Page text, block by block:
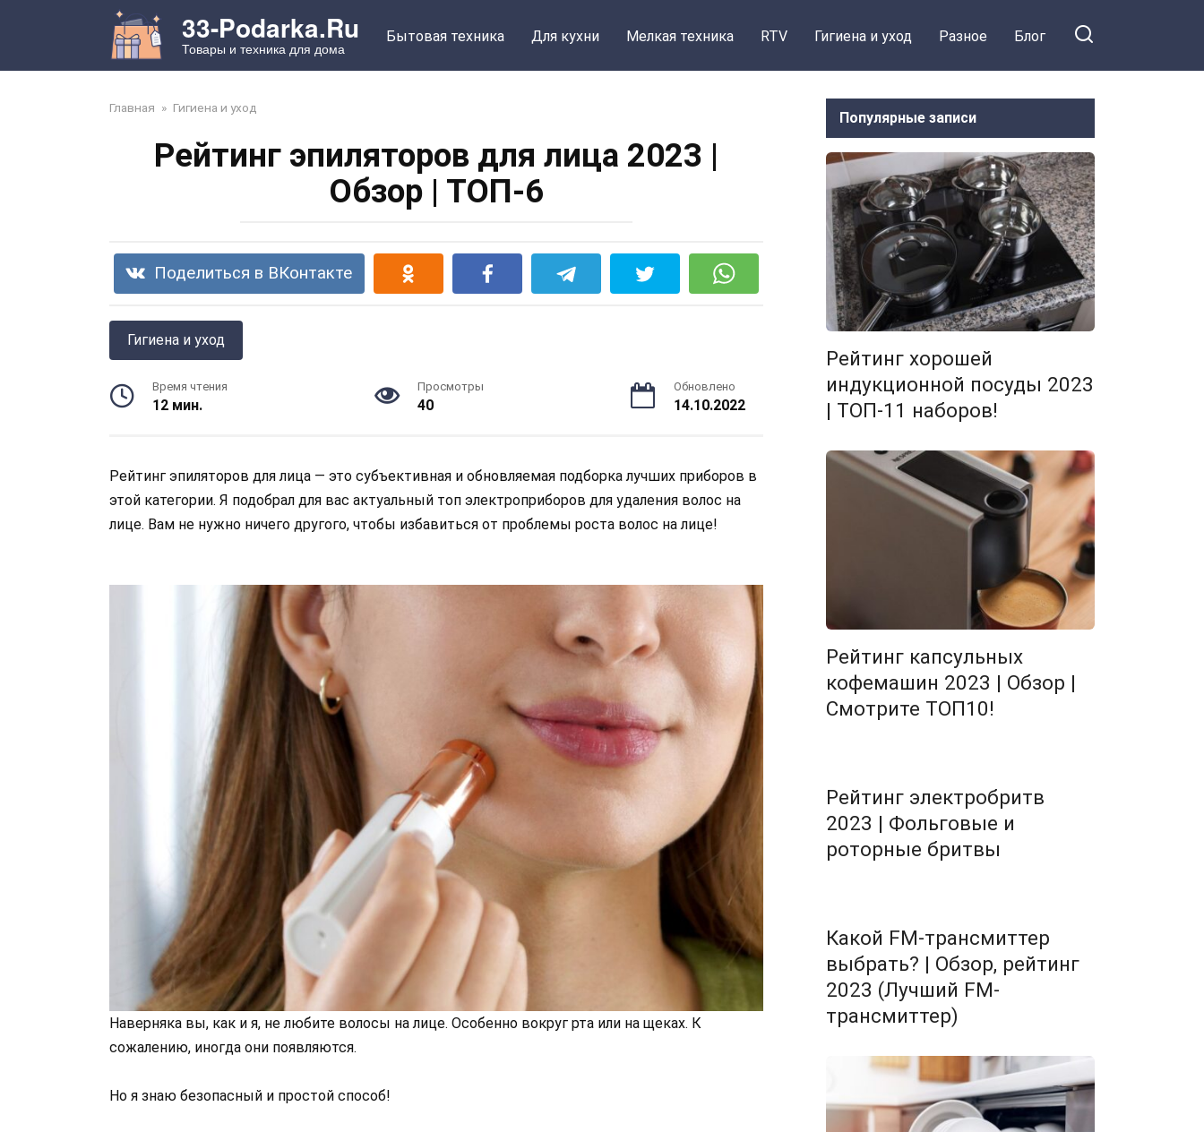
33-Podarka.Ru
Товары и техника для дома
Бытовая техника Для кухни Мелкая техника RTV Гигиена и уход Разное Блог
Главная » Гигиена и уход
Рейтинг эпиляторов для лица 2023 |
Обзор | ТОП-6
Поделиться в ВКонтакте
Гигиена и уход
Время чтения
12 мин.
Просмотры
40
Обновлено
14.10.2022
Рейтинг эпиляторов для лица — это субъективная и обновляемая подборка лучших приборов в
этой категории. Я подобрал для вас актуальный топ электроприборов для удаления волос на
лице. Вам не нужно ничего другого, чтобы избавиться от проблемы роста волос на лице!
Наверняка вы, как и я, не любите волосы на лице. Особенно вокруг рта или на щеках. К
сожалению, иногда они появляются.
Но я знаю безопасный и простой способ!
Популярные записи
Рейтинг хорошей
индукционной посуды 2023
| ТОП-11 наборов!
Рейтинг капсульных
кофемашин 2023 | Обзор |
Смотрите ТОП10!
Рейтинг электробритв
2023 | Фольговые и
роторные бритвы
Какой FM-трансмиттер
выбрать? | Обзор, рейтинг
2023 (Лучший FM-
трансмиттер)